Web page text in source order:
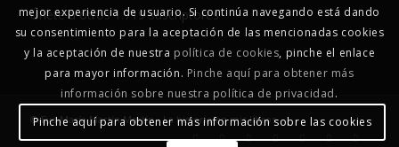
Únete a otros 1.719 suscriptores
© Eva María Martín Martín - La historia en mis libros
mejor experiencia de usuario. Si continúa navegando está dando
su consentimiento para la aceptación de las mencionadas cookies
y la aceptación de nuestra política de cookies, pinche el enlace
para mayor información. Pinche aquí para obtener más
información sobre nuestra política de privacidad.
Pinche aquí para obtener más información sobre las cookies